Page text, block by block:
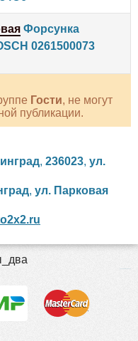
Форсунка
0261500073
Гости, не могут
публикации.
, 236023, ул.
, ул. Парковая